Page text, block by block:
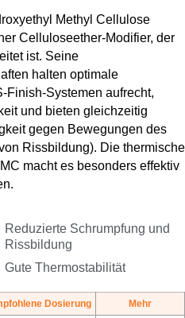
Methyl Cellulose
Celluloseether-Modifier, der
ist. Seine
halten optimale
Finish-Systemen aufrecht,
und bieten gleichzeitig
gegen Bewegungen des
Rissbildung). Die thermische
macht es besonders effektiv
Reduzierte Schrumpfung und
Rissbildung
Gute Thermostabilität
Dosierung Mehr